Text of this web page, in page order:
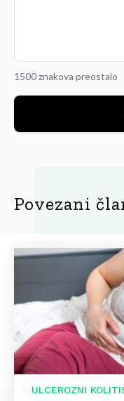
1500 znakova preostalo
Povezani
ULCEROZNI